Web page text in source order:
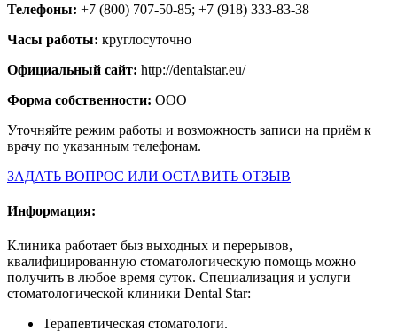
Телефоны: +7 (800) 707‑50‑85; +7 (918) 333-83-38
Часы работы: круглосуточно
Официальный сайт: http://dentalstar.eu/
Форма собственности: ООО
Уточняйте режим работы и возможность записи на приём к
врачу по указанным телефонам.
ЗАДАТЬ ВОПРОС ИЛИ ОСТАВИТЬ ОТЗЫВ
Информация:
Клиника работает быз выходных и перерывов,
квалифицированную стоматологическую помощь можно
получить в любое время суток. Специализация и услуги
стоматологической клиники Dental Star:
Терапевтическая стоматологи.